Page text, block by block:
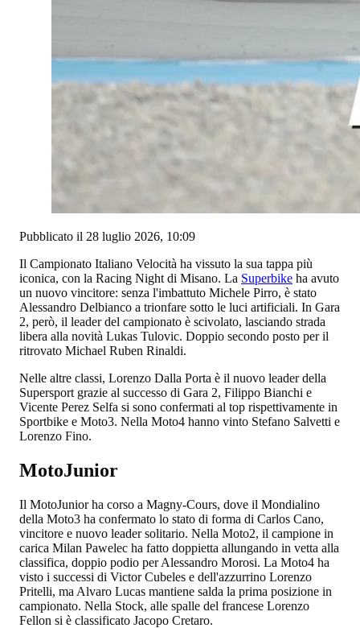
Pubblicato il 28 luglio 2026, 10:09
Il Campionato Italiano Velocità ha vissuto la sua tappa più
iconica, con la Racing Night di Misano. La Superbike ha avuto
un nuovo vincitore: senza l'imbattuto Michele Pirro, è stato
Alessandro Delbianco a trionfare sotto le luci artificiali. In Gara
2, però, il leader del campionato è scivolato, lasciando strada
libera alla novità Lukas Tulovic. Doppio secondo posto per il
ritrovato Michael Ruben Rinaldi.
Nelle altre classi, Lorenzo Dalla Porta è il nuovo leader della
Supersport grazie al successo di Gara 2, Filippo Bianchi e
Vicente Perez Selfa si sono confermati al top rispettivamente in
Sportbike e Moto3. Nella Moto4 hanno vinto Stefano Salvetti e
Lorenzo Fino.
MotoJunior
Il MotoJunior ha corso a Magny-Cours, dove il Mondialino
della Moto3 ha confermato lo stato di forma di Carlos Cano,
vincitore e nuovo leader solitario. Nella Moto2, il campione in
carica Milan Pawelec ha fatto doppietta allungando in vetta alla
classifica, doppio podio per Alessandro Morosi. La Moto4 ha
visto i successi di Victor Cubeles e dell'azzurrino Lorenzo
Pritelli, ma Alvaro Lucas mantiene salda la prima posizione in
campionato. Nella Stock, alle spalle del francese Lorenzo
Fellon si è classificato Jacopo Cretaro.